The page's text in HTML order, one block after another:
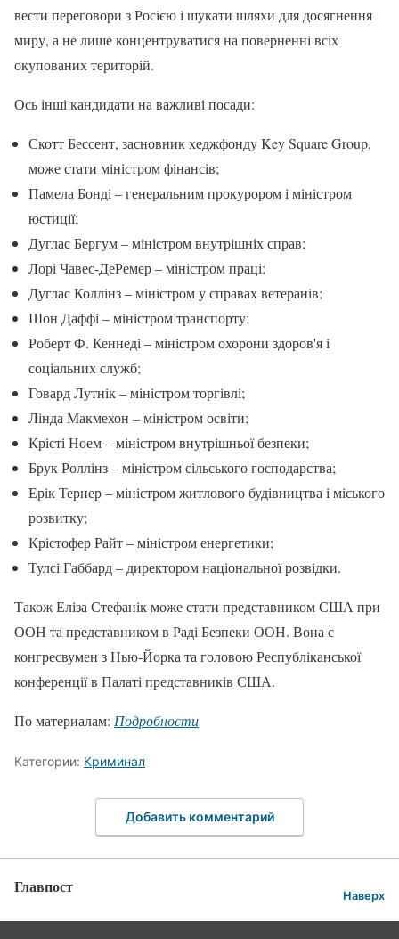
вести переговори з Росією і шукати шляхи для досягнення
миру, а не лише концентруватися на поверненні всіх
окупованих територій.
Ось інші кандидати на важливі посади:
Скотт Бессент, засновник хеджфонду Key Square Group,
може стати міністром фінансів;
Памела Бонді – генеральним прокурором і міністром
юстиції;
Дуглас Бергум – міністром внутрішніх справ;
Лорі Чавес-ДеРемер – міністром праці;
Дуглас Коллінз – міністром у справах ветеранів;
Шон Даффі – міністром транспорту;
Роберт Ф. Кеннеді – міністром охорони здоров'я і
соціальних служб;
Говард Лутнік – міністром торгівлі;
Лінда Макмехон – міністром освіти;
Крісті Ноем – міністром внутрішньої безпеки;
Брук Роллінз – міністром сільського господарства;
Ерік Тернер – міністром житлового будівництва і міського
розвитку;
Крістофер Райт – міністром енергетики;
Тулсі Габбард – директором національної розвідки.
Також Еліза Стефанік може стати представником США при
ООН та представником в Раді Безпеки ООН. Вона є
конгресвумен з Нью-Йорка та головою Республіканської
конференції в Палаті представників США.
По материалам: Подробности
Категории: Криминал
Добавить комментарий
Главпост Наверх